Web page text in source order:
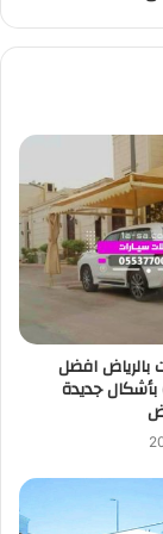
بالرياض افضل
جديدة